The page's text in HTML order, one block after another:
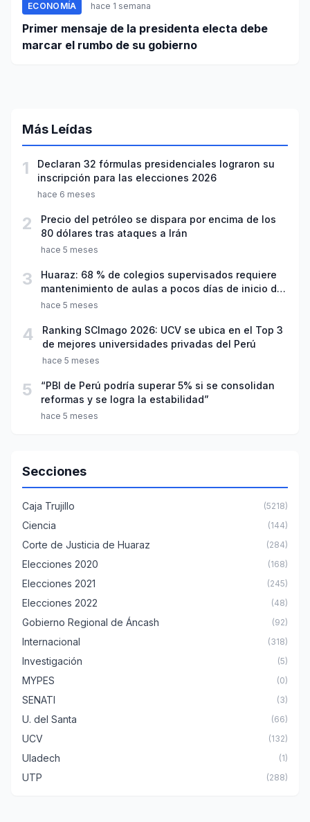
ECONOMÍA hace 1 semana
Primer mensaje de la presidenta electa debe
marcar el rumbo de su gobierno
Más Leídas
1
Declaran 32 fórmulas presidenciales lograron su
inscripción para las elecciones 2026
hace 6 meses
2
Precio del petróleo se dispara por encima de los
80 dólares tras ataques a Irán
hace 5 meses
3
Huaraz: 68 % de colegios supervisados requiere
mantenimiento de aulas a pocos días de inicio del
año escolar 2026
hace 5 meses
4
Ranking SCImago 2026: UCV se ubica en el Top 3
de mejores universidades privadas del Perú
hace 5 meses
5
“PBI de Perú podría superar 5% si se consolidan
reformas y se logra la estabilidad”
hace 5 meses
Secciones
Caja Trujillo (5218)
Ciencia (144)
Corte de Justicia de Huaraz (284)
Elecciones 2020 (168)
Elecciones 2021 (245)
Elecciones 2022 (48)
Gobierno Regional de Áncash (92)
Internacional (318)
Investigación (5)
MYPES (0)
SENATI (3)
U. del Santa (66)
UCV (132)
Uladech (1)
UTP (288)